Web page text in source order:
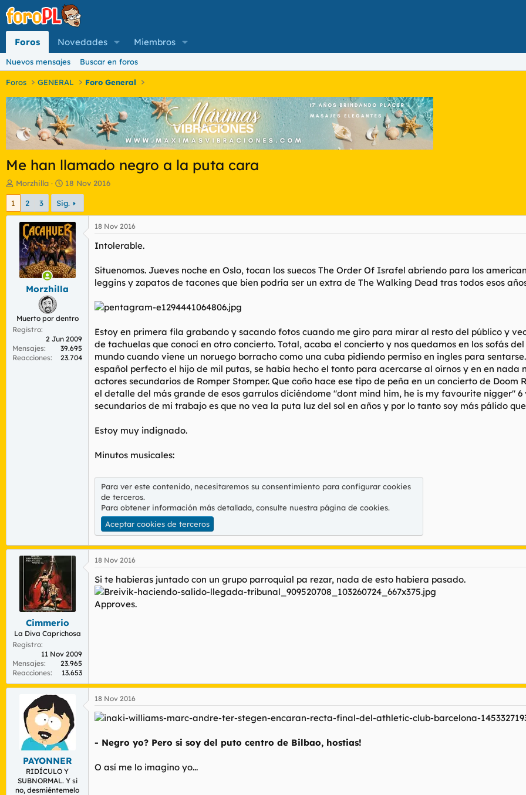
Foros Novedades Miembros
Nuevos mensajes Buscar en foros
Foros GENERAL Foro General
Me han llamado negro a la puta cara
I
n
c
o
d
e
m
Morzhilla
F
e
c
h
a
d
e
i
n
i
c
18 Nov 2016
1 2 3 Sig.
Morzhilla
Muerto por dentro
Registro
2 Jun 2009
Mensajes
39.695
Reacciones
23.704
18 Nov 2016
Intolerable.
Situenomos. Jueves noche en Oslo, tocan los suecos The Order Of Israfel abriendo para los
leggins y zapatos de tacones que bien podría ser un extra de The Walking Dead tras todos esos
Estoy en primera fila grabando y sacando fotos cuando me giro para mirar al resto del público y
de tachuelas que conocí en otro concierto. Total, acaba el concierto y nos quedamos en los sofás
mundo cuando viene un noruego borracho como una cuba pidiendo permiso en ingles para
español perfecto el hijo de mil putas, se había hecho el tonto para acercarse al oírnos y en en
actores secundarios de Romper Stomper. Que coño hace ese tipo de peña en un concierto de
el detalle del más grande de esos garrulos diciéndome "dont mind him, he is my favourite nigger" 6
secundarios de mi trabajo es que no vea la puta luz del sol en años y por lo tanto soy más pálido
Estoy muy indignado.
Minutos musicales:
Para ver este contenido, necesitaremos su consentimiento para configurar cookies
de terceros.
Para obtener información más detallada, consulte nuestra página de cookies.
Aceptar cookies de terceros
Cimmerio
La Diva Caprichosa
Registro
11 Nov 2009
Mensajes
23.965
Reacciones
13.653
18 Nov 2016
Si te habieras juntado con un grupo parroquial pa rezar, nada de esto habiera pasado.
Approves.
PAYONNER
RIDÍCULO Y
SUBNORMAL. Y si
no, desmiéntemelo
18 Nov 2016
- Negro yo? Pero si soy del puto centro de Bilbao, hostias!
O así me lo imagino yo...